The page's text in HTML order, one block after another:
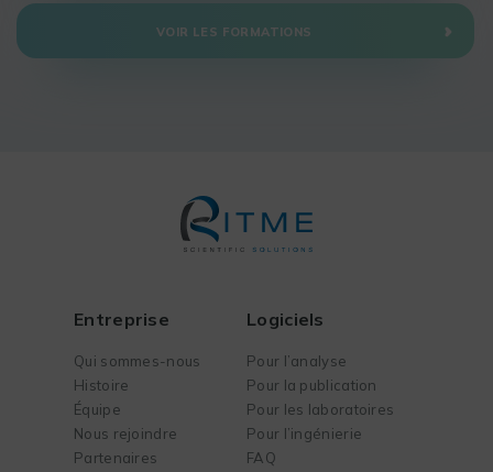
VOIR LES FORMATIONS
Entreprise
Qui sommes-nous
Histoire
Équipe
Nous rejoindre
Partenaires
Logiciels
Pour l’analyse
Pour la publication
Pour les laboratoires
Pour l’ingénierie
FAQ